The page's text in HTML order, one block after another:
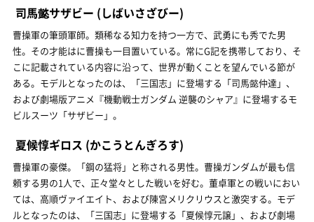
司馬懿サザビー (しばいさざびー)
曹操軍の筆頭軍師。類稀なる知力を持つ一方で、武勇にも秀でた男
性。その才能はに曹操も一目置いている。常にG記を携帯しており、そ
こに記載されている内容に沿って、世界が動くことを望んでいる節が
ある。モデルとなったのは、「三国志」に登場する「司馬懿仲達」、
および劇場版アニメ『機動戦士ガンダム 逆襲のシャア』に登場するモ
ビルスーツ「サザビー」。
夏候惇ギロス (かこうとんぎろす)
曹操軍の豪傑。「鋼の猛将」と称される男性。曹操ガンダムが最も信
頼する男の1人で、正々堂々とした戦いを好む。董卓軍との戦いにおい
ては、高順ヴァイエイト、および陳宮メリクリウスと激突する。モデ
ルとなったのは、「三国志」に登場する「夏候惇元譲」、および劇場